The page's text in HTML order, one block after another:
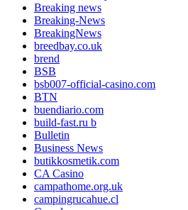
Breaking news
Breaking-News
BreakingNews
breedbay.co.uk
brend
BSB
bsb007-official-casino.com
BTN
buendiario.com
build-fast.ru b
Bulletin
Business News
butikkosmetik.com
CA Casino
campathome.org.uk
campingrucahue.cl